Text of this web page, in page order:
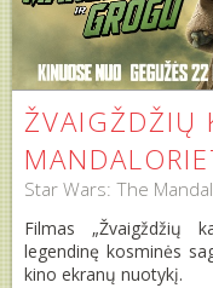
ŽVAIGŽDŽIŲ
Star Wars: The
Filmas „Žvaigždžių
legendinę kosminės
kino ekranų nuotykį.